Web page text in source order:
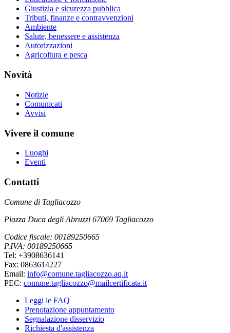
Giustizia e sicurezza pubblica
Tributi, finanze e contravvenzioni
Ambiente
Salute, benessere e assistenza
Autorizzazioni
Agricoltura e pesca
Novità
Notizie
Comunicati
Avvisi
Vivere il comune
Luoghi
Eventi
Contatti
Comune di Tagliacozzo
Piazza Duca degli Abruzzi 67069 Tagliacozzo
Codice fiscale: 00189250665
P.IVA: 00189250665
Tel: +3908636141
Fax: 0863614227
Email: info@comune.tagliacozzo.aq.it
PEC: comune.tagliacozzo@mailcertificata.it
Leggi le FAQ
Prenotazione appuntamento
Segnalazione disservizio
Richiesta d'assistenza